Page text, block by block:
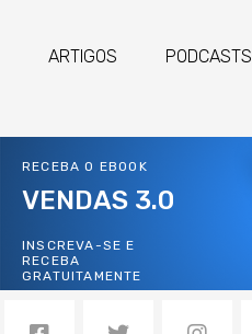
ARTIGOS PODCASTS
RECEBA O EBOOK
VENDAS 3.0
INSCREVA-SE E
RECEBA
GRATUITAMENTE